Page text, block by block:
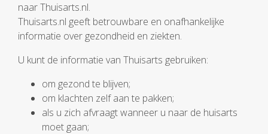
naar Thuisarts.nl.
Thuisarts.nl geeft betrouwbare en onafhankelijke
informatie over gezondheid en ziekten.
U kunt de informatie van Thuisarts gebruiken:
om gezond te blijven;
om klachten zelf aan te pakken;
als u zich afvraagt wanneer u naar de huisarts
moet gaan;